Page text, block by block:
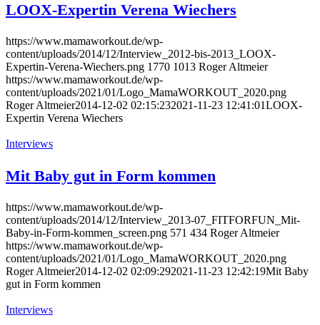
LOOX-Expertin Verena Wiechers
https://www.mamaworkout.de/wp-
content/uploads/2014/12/Interview_2012-bis-2013_LOOX-
Expertin-Verena-Wiechers.png 1770 1013 Roger Altmeier
https://www.mamaworkout.de/wp-
content/uploads/2021/01/Logo_MamaWORKOUT_2020.png
Roger Altmeier2014-12-02 02:15:232021-11-23 12:41:01LOOX-
Expertin Verena Wiechers
Interviews
Mit Baby gut in Form kommen
https://www.mamaworkout.de/wp-
content/uploads/2014/12/Interview_2013-07_FITFORFUN_Mit-
Baby-in-Form-kommen_screen.png 571 434 Roger Altmeier
https://www.mamaworkout.de/wp-
content/uploads/2021/01/Logo_MamaWORKOUT_2020.png
Roger Altmeier2014-12-02 02:09:292021-11-23 12:42:19Mit Baby
gut in Form kommen
Interviews